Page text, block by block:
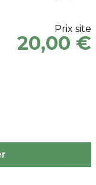
Prix site
20,00 €